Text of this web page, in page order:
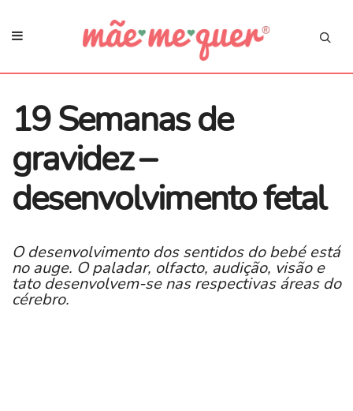
19 Semanas de
gravidez –
desenvolvimento fetal
O desenvolvimento dos sentidos do bebé está
no auge. O paladar, olfacto, audição, visão e
tato desenvolvem-se nas respectivas áreas do
cérebro.